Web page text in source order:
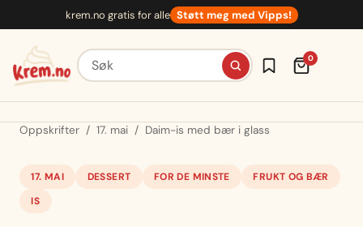
innhold
krem.no gratis for alle Støtt meg med Vipps!
Søk etter oppskrifter 0
Oppskrifter / 17. mai / Daim-is med bær i glass
17. MAI DESSERT FOR DE MINSTE
FRUKT OG BÆR
IS